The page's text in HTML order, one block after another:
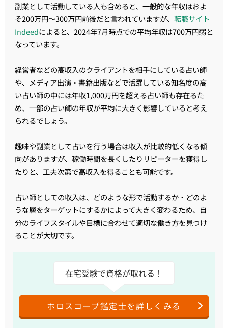
副業として活動している人も含めると、一般的な年収はおよ
そ200万円～300万円前後だと言われていますが、 転職サイト
Indeedによると、2024年7月時点での平均年収は700万円弱と
なっています。
経営者などの高収入のクライアントを相手にしている占い師
や、メディア出演・書籍出版などで活躍している知名度の高
い占い師の中には年収1,000万円を超える占い師も存在るた
め、一部の占い師の年収が平均に大きく影響していると考え
られるでしょう。
趣味や副業として占いを行う場合は収入が比較的低くなる傾
向がありますが、稼働時間を長くしたりリピーターを獲得し
たりと、工夫次第で高収入を得ることも可能です。
占い師としての収入は、どのような形で活動するか・どのよ
うな層をターゲットにするかによって大きく変わるため、自
分のライフスタイルや目標に合わせて適切な働き方を見つけ
ることが大切です。
在宅受験で資格が取れる！
ホロスコープ鑑定士を詳しくみる